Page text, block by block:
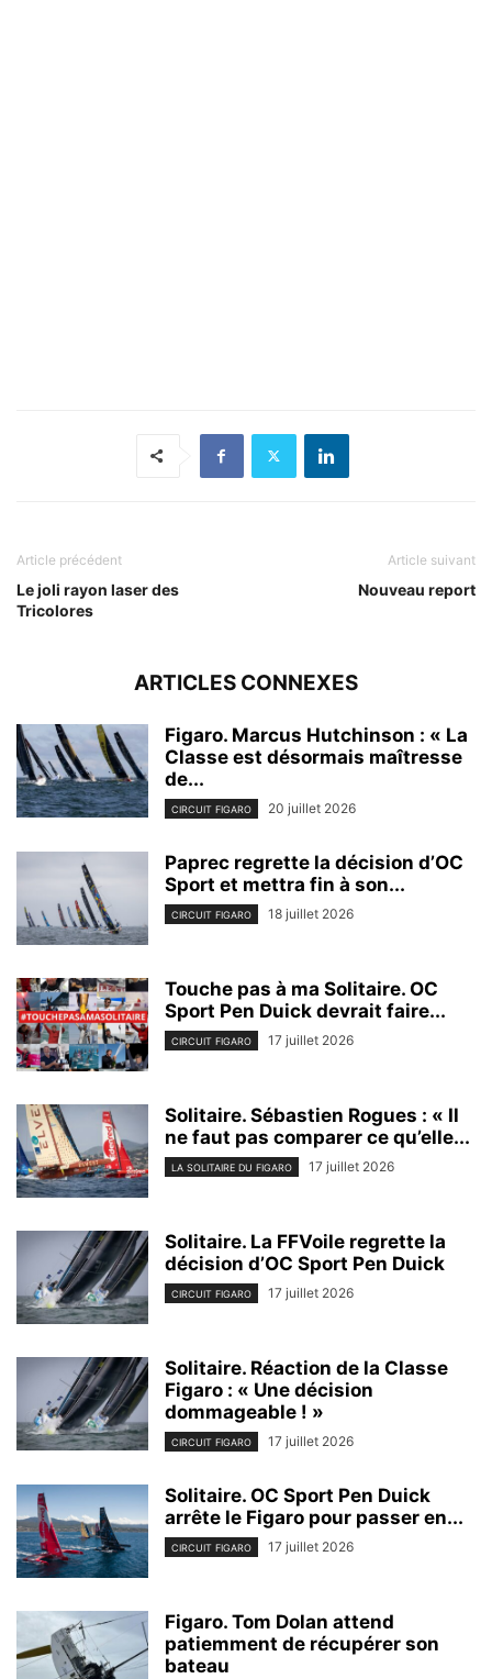
Article précédent
Le joli rayon laser des
Tricolores
Article suivant
Nouveau report
ARTICLES CONNEXES
Figaro. Marcus Hutchinson : « La
Classe est désormais maîtresse
de...
CIRCUIT FIGARO 20 juillet 2026
Paprec regrette la décision d’OC
Sport et mettra fin à son...
CIRCUIT FIGARO 18 juillet 2026
Touche pas à ma Solitaire. OC
Sport Pen Duick devrait faire...
CIRCUIT FIGARO 17 juillet 2026
Solitaire. Sébastien Rogues : « Il
ne faut pas comparer ce qu’elle...
LA SOLITAIRE DU FIGARO 17 juillet 2026
Solitaire. La FFVoile regrette la
décision d’OC Sport Pen Duick
CIRCUIT FIGARO 17 juillet 2026
Solitaire. Réaction de la Classe
Figaro : « Une décision
dommageable ! »
CIRCUIT FIGARO 17 juillet 2026
Solitaire. OC Sport Pen Duick
arrête le Figaro pour passer en...
CIRCUIT FIGARO 17 juillet 2026
Figaro. Tom Dolan attend
patiemment de récupérer son
bateau